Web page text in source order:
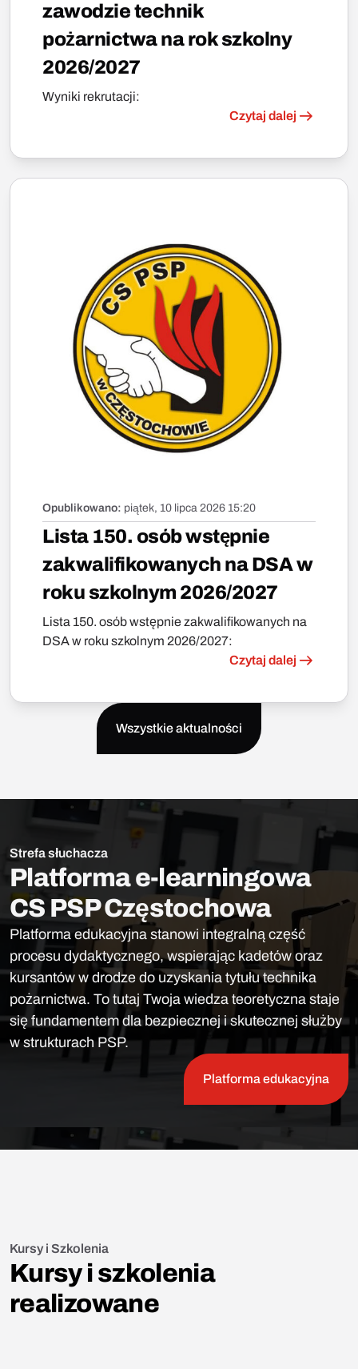
zawodzie technik
pożarnictwa na rok szkolny
2026/2027
Wyniki rekrutacji:
Czytaj dalej
Opublikowano: piątek, 10 lipca 2026 15:20
Lista 150. osób wstępnie
zakwalifikowanych na DSA w
roku szkolnym 2026/2027
Lista 150. osób wstępnie zakwalifikowanych na
DSA w roku szkolnym 2026/2027:
Czytaj dalej
Wszystkie aktualności
Strefa słuchacza
Platforma e-learningowa
CS PSP Częstochowa
Platforma edukacyjna stanowi integralną część
procesu dydaktycznego, wspierając kadetów oraz
kursantów w drodze do uzyskania tytułu technika
pożarnictwa. To tutaj Twoja wiedza teoretyczna staje
się fundamentem dla bezpiecznej i skutecznej służby
w strukturach PSP.
Platforma edukacyjna
Kursy i Szkolenia
Kursy i szkolenia
realizowane